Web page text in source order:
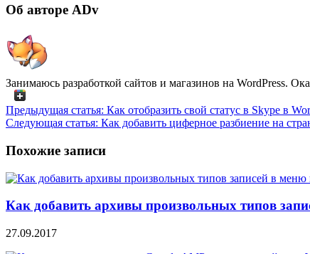
Об авторе ADv
Занимаюсь разработкой сайтов и магазинов на WordPress.
Предыдущая статья: Как отобразить свой статус в Skype в
Следующая статья: Как добавить циферное разбиение на
Похожие записи
Как добавить архивы произвольных типов
27.09.2017